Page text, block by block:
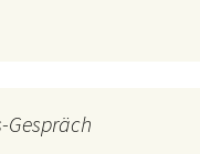
Gespräch